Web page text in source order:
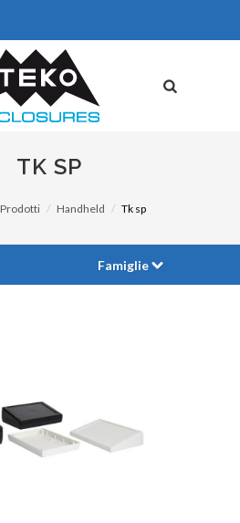
TK SP
Prodotti Handheld Tk sp
Famiglie